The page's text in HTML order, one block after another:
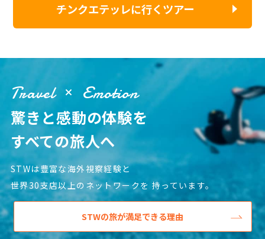
チンクエテッレに行くツアー
Travel Emotion
驚きと感動の体験を
すべての旅人へ
STWは豊富な海外視察経験と
世界30支店以上のネットワークを 持っています。
STWの旅が満足できる理由